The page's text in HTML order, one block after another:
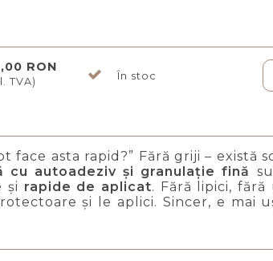
RON
TVA) În stoc
asta rapid?” Fără griji – există
cu autoadeziv și granulație fină
și rapide de aplicat. Fără lipici, fără
și le aplici. Sincer, e mai